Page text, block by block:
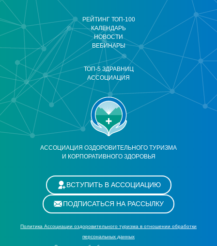
АССОЦИАЦИЯ ОЗДОРОВИТЕЛЬНОГО ТУРИЗМА
И КОРПОРАТИВНОГО ЗДОРОВЬЯ
РЕЙТИНГ ТОП-100
КАЛЕНДАРЬ
НОВОСТИ
ВЕБИНАРЫ
ТОП-5 ЗДРАВНИЦ
АССОЦИАЦИЯ
ВСТУПИТЬ В АССОЦИАЦИЮ
ПОДПИСАТЬСЯ НА РАССЫЛКУ
Политика Ассоциации оздоровительного туризма в отношении обработки
персональных данных